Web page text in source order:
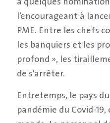
l’encourageant à
PME. Entre les chefs
les banquiers et les
profond », les
de s’arrêter.
Entretemps, le pays
pandémie du Covid-